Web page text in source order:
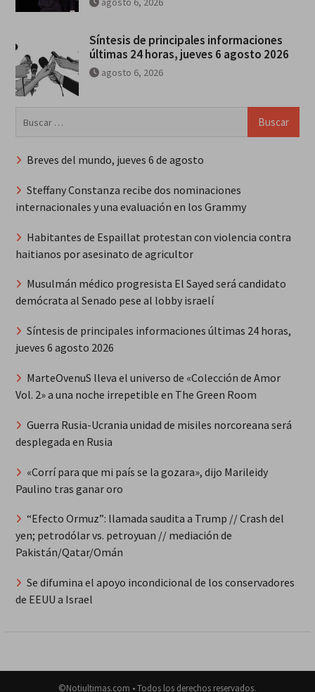
Síntesis de principales informaciones
últimas 24 horas, jueves 6 agosto 2026
agosto 6, 2026
Breves del mundo, jueves 6 de agosto
Steffany Constanza recibe dos nominaciones
internacionales y una evaluación en los Grammy
Habitantes de Espaillat protestan con violencia contra
haitianos por asesinato de agricultor
Musulmán médico progresista El Sayed será candidato
demócrata al Senado pese al lobby israelí
Síntesis de principales informaciones últimas 24 horas,
jueves 6 agosto 2026
MarteOvenuS lleva el universo de «Colección de Amor
Vol. 2» a una noche irrepetible en The Green Room
Guerra Rusia-Ucrania unidad de misiles norcoreana será
desplegada en Rusia
«Corrí para que mi país se la gozara», dijo Marileidy
Paulino tras ganar oro
“Efecto Ormuz”: llamada saudita a Trump // Crash del
yen; petrodólar vs. petroyuan // mediación de
Pakistán/Qatar/Omán
Se difumina el apoyo incondicional de los conservadores
de EEUU a Israel
©Notiultimas.com • Todos los derechos reservados.